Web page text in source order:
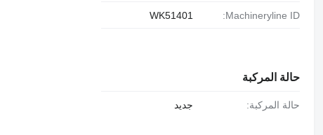
Machineryline ID:
WK51401
حالة المركبة
حالة المركبة: جديد